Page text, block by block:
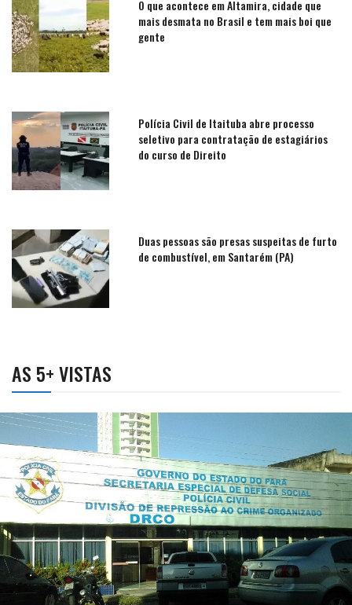
O que acontece em Altamira, cidade que
mais desmata no Brasil e tem mais boi que
gente
Polícia Civil de Itaituba abre processo
seletivo para contratação de estagiários
do curso de Direito
Duas pessoas são presas suspeitas de furto
de combustível, em Santarém (PA)
AS 5+ VISTAS